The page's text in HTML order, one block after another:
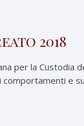
2018
per la Custodia
e